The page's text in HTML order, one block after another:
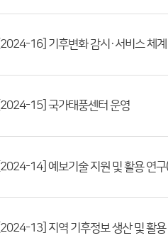
[2024-16] 기후변화 감시·서비스 체
[2024-15] 국가태풍센터 운영
[2024-14] 예보기술 지원 및 활용 연
[2024-13] 지역 기후정보 생산 및 활용